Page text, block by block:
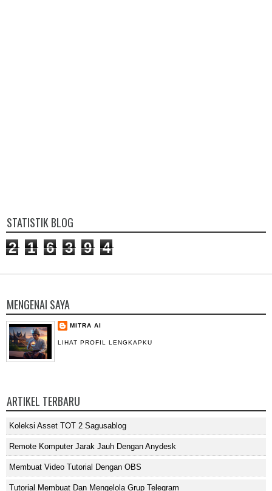
STATISTIK BLOG
2 1 6 3 9 4
MENGENAI SAYA
MITRA AI
LIHAT PROFIL LENGKAPKU
ARTIKEL TERBARU
Koleksi Asset TOT 2 Sagusablog
Remote Komputer Jarak Jauh Dengan Anydesk
Membuat Video Tutorial Dengan OBS
Tutorial Membuat Dan Mengelola Grup Telegram